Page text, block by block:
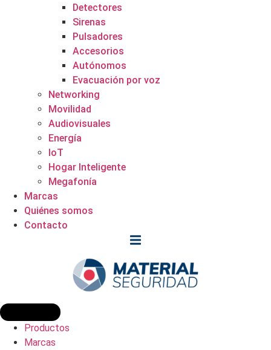
Detectores
Sirenas
Pulsadores
Accesorios
Autónomos
Evacuación por voz
Networking
Movilidad
Audiovisuales
Energía
IoT
Hogar Inteligente
Megafonía
Marcas
Quiénes somos
Contacto
Productos
Marcas